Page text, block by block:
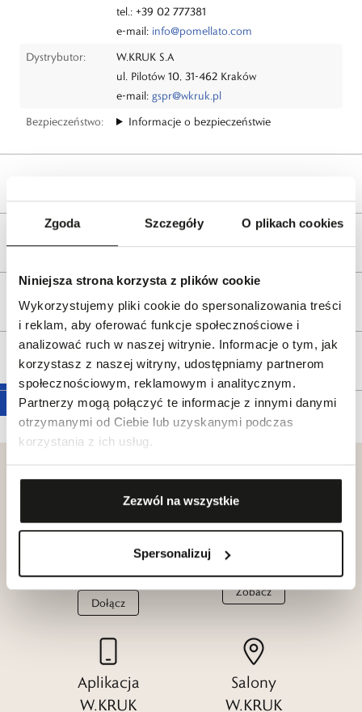
Zgoda Szczegóły O plikach cookies
Niniejsza strona korzysta z plików cookie
Wykorzystujemy pliki cookie do spersonalizowania treści
i reklam, aby oferować funkcje społecznościowe i
analizować ruch w naszej witrynie. Informacje o tym, jak
korzystasz z naszej witryny, udostępniamy partnerom
społecznościowym, reklamowym i analitycznym.
Partnerzy mogą połączyć te informacje z innymi danymi
otrzymanymi od Ciebie lub uzyskanymi podczas
korzystania z ich usług.
Zezwól na wszystkie
Spersonalizuj
tel.: +39 02 777381
e-mail: info@pomellato.com
Dystrybutor:
W.KRUK S.A
ul. Pilotów 10, 31-462 Kraków
e-mail: gspr@wkruk.pl
Bezpieczeństwo:
Informacje o bezpieczeństwie
Wysyłka
Reklamacje i zwroty
Tagi
Klub dla
Przyjaciół
W.KRUK
Dołącz
W.KRUK
Zobacz
Aplikacja
W.KRUK
Salony
W.KRUK